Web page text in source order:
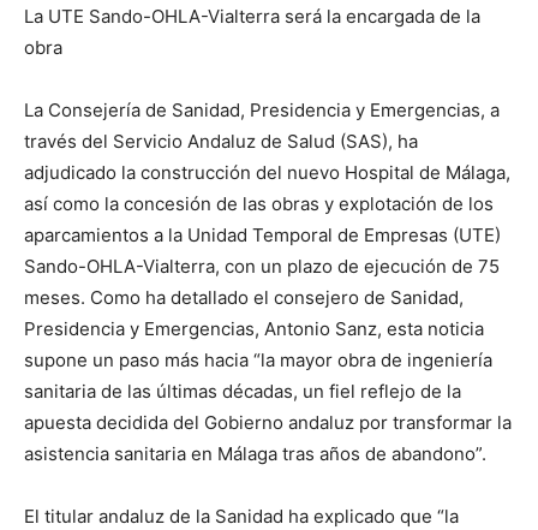
La UTE Sando-OHLA-Vialterra será la encargada de la
obra
La Consejería de Sanidad, Presidencia y Emergencias, a
través del Servicio Andaluz de Salud (SAS), ha
adjudicado la construcción del nuevo Hospital de Málaga,
así como la concesión de las obras y explotación de los
aparcamientos a la Unidad Temporal de Empresas (UTE)
Sando-OHLA-Vialterra, con un plazo de ejecución de 75
meses. Como ha detallado el consejero de Sanidad,
Presidencia y Emergencias, Antonio Sanz, esta noticia
supone un paso más hacia “la mayor obra de ingeniería
sanitaria de las últimas décadas, un fiel reflejo de la
apuesta decidida del Gobierno andaluz por transformar la
asistencia sanitaria en Málaga tras años de abandono”.
El titular andaluz de la Sanidad ha explicado que “la